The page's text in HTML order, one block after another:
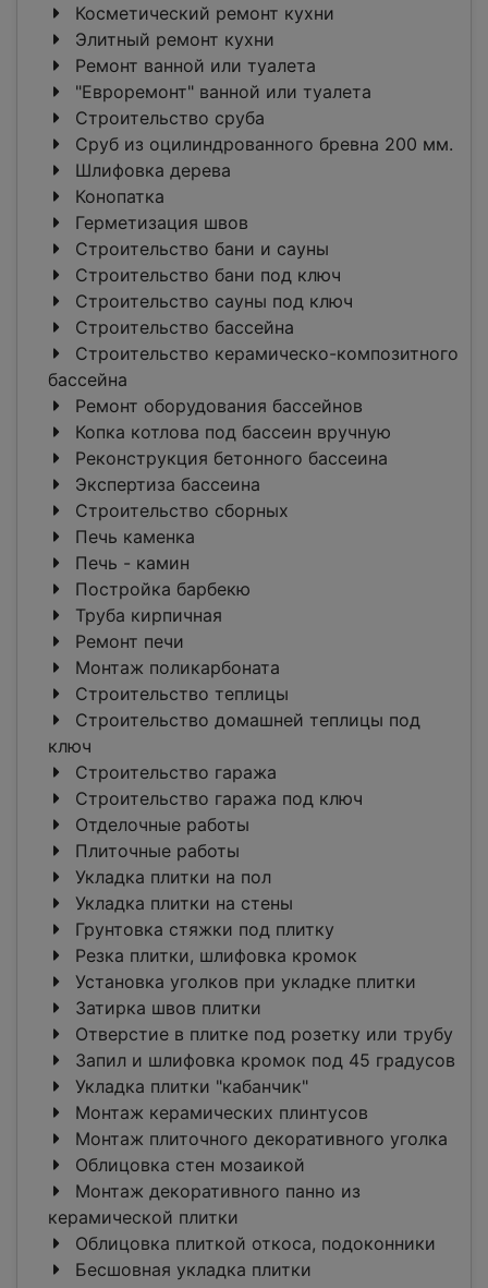
Косметический ремонт кухни
Элитный ремонт кухни
Ремонт ванной или туалета
"Евроремонт" ванной или туалета
Строительство сруба
Сруб из оцилиндрованного бревна 200 мм.
Шлифовка дерева
Конопатка
Герметизация швов
Строительство бани и сауны
Строительство бани под ключ
Строительство сауны под ключ
Строительство бассейна
Строительство керамическо-композитного
бассейна
Ремонт оборудования бассейнов
Копка котлова под бассеин вручную
Реконструкция бетонного бассеина
Экспертиза бассеина
Строительство сборных
Печь каменка
Печь - камин
Постройка барбекю
Труба кирпичная
Ремонт печи
Монтаж поликарбоната
Строительство теплицы
Строительство домашней теплицы под
ключ
Строительство гаража
Строительство гаража под ключ
Отделочные работы
Плиточные работы
Укладка плитки на пол
Укладка плитки на стены
Грунтовка стяжки под плитку
Резка плитки, шлифовка кромок
Установка уголков при укладке плитки
Затирка швов плитки
Отверстие в плитке под розетку или трубу
Запил и шлифовка кромок под 45 градусов
Укладка плитки "кабанчик"
Монтаж керамических плинтусов
Монтаж плиточного декоративного уголка
Облицовка стен мозаикой
Монтаж декоративного панно из
керамической плитки
Облицовка плиткой откоса, подоконники
Бесшовная укладка плитки